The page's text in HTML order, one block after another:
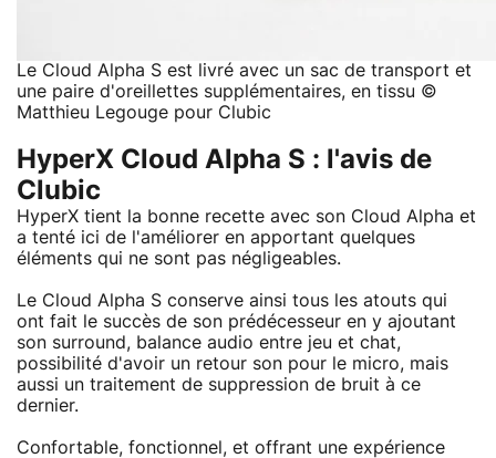
Le Cloud Alpha S est livré avec un sac de transport et
une paire d'oreillettes supplémentaires, en tissu ©
Matthieu Legouge pour Clubic
HyperX Cloud Alpha S : l'avis de
Clubic
HyperX tient la bonne recette avec son Cloud Alpha et
a tenté ici de l'améliorer en apportant quelques
éléments qui ne sont pas négligeables.
Le Cloud Alpha S conserve ainsi tous les atouts qui
ont fait le succès de son prédécesseur en y ajoutant
son surround, balance audio entre jeu et chat,
possibilité d'avoir un retour son pour le micro, mais
aussi un traitement de suppression de bruit à ce
dernier.
Confortable, fonctionnel, et offrant une expérience